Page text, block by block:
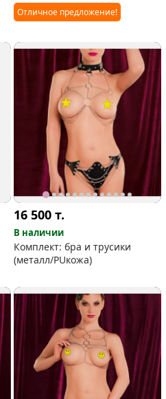
Отличное предложение!
16 500т.
В наличии
Комплект: бра и трусики
(металл/PUкожа)